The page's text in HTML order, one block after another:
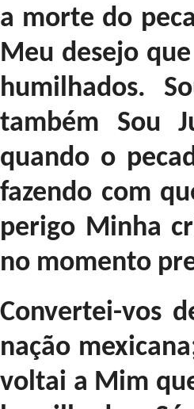
a morte do
Meu desejo
humilhados.
também Sou
quando o
fazendo com
perigo Minha
no momento
Convertei-vos
nação
voltai a Mim